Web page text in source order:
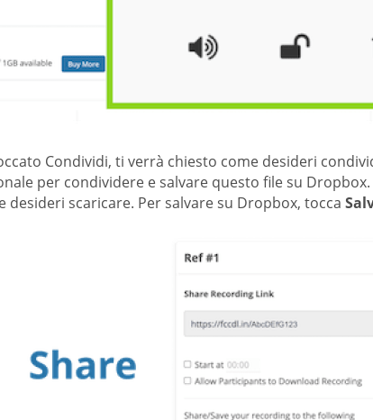
Condividi, ti verrà chiesto come desideri
per condividere e salvare questo file su
desideri scaricare. Per salvare su Dropbox, tocca